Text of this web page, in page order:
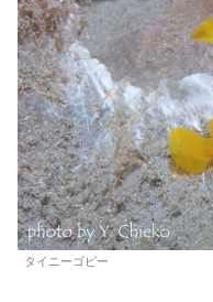
タイニーゴビー